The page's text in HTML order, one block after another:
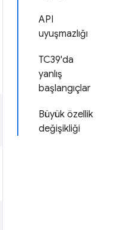
API
uyuşmazlığı
TC39'da
yanlış
başlangıçlar
Büyük özellik
değişikliği